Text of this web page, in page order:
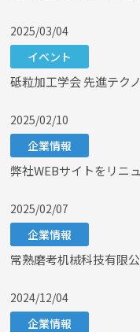
2025/03/04
イベント
砥粒加工学会 先進テク
2025/02/10
企業情報
弊社WEBサイトをリニ
2025/02/07
企業情報
常熟磨考机械科技有限
2024/12/04
企業情報